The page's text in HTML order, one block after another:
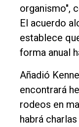
organismo",
El acuerdo
establece
forma anual
Añadió
encontrará
rodeos en
habrá